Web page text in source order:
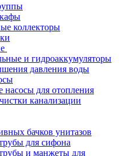
коллекторы
и гидроаккумуляторы
давления воды
для отопления
канализации
бачков унитазов
для сифона
и манжеты для